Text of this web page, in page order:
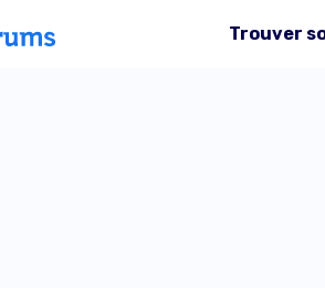
Trouver